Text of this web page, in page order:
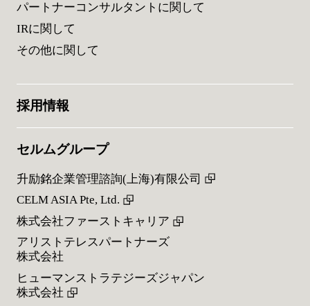
パートナーコンサルタントに関して
IRに関して
その他に関して
採用情報
セルムグループ
升励銘企業管理諮詢(上海)有限公司
CELM ASIA Pte, Ltd.
株式会社ファーストキャリア
アリストテレスパートナーズ
株式会社
ヒューマンストラテジーズジャパン
株式会社